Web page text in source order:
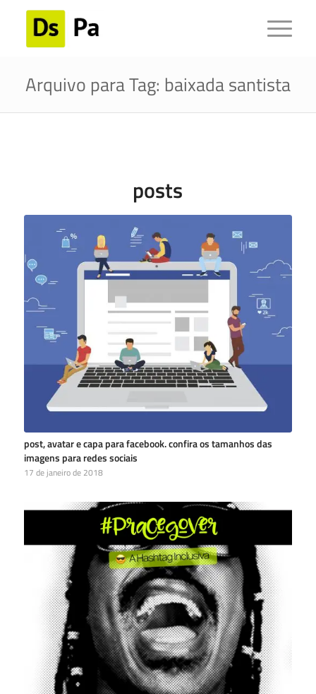
Arquivo para Tag: baixada santista
posts
post, avatar e capa para facebook. confira os tamanhos das
imagens para redes sociais
17 de janeiro de 2018